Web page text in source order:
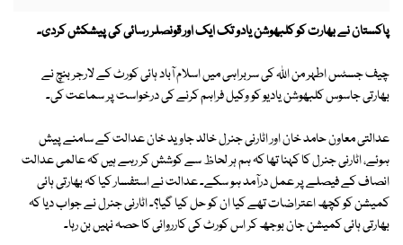
پاکستان نے بھارت کو کلبھوشن یادو تک ایک اور قونصلر رسائی کی پیشکش کردی۔
چیف جسٹس اطہر من اللہ کی سربراہی میں اسلام آباد ہائی کورٹ کے لارجر بنچ نے
بھارتی جاسوس کلبھوشن یادیو کو وکیل فراہم کرنے کی درخواست پر سماعت کی۔
عدالتی معاون حامد خان اور اٹارنی جنرل خالد جاوید خان عدالت کے سامنے پیش
ہوئے، اٹارنی جنرل کا کہنا تھا کہ ہم ہر لحاظ سے کوشش کر رہے ہیں کہ عالمی عدالت
انصاف کے فیصلے پر عمل درآمد ہو سکے۔ عدالت نے استفسار کیا کہ بھارتی ہائی
کمیشن کو کچھ اعتراضات تھے کیا ان کو حل کیا گیا؟۔ اٹارنی جنرل نے جواب دیا کہ
بھارتی ہائی کمیشن جان بوجھ کر اس کورٹ کی کارروائی کا حصہ نہیں بن رہا۔